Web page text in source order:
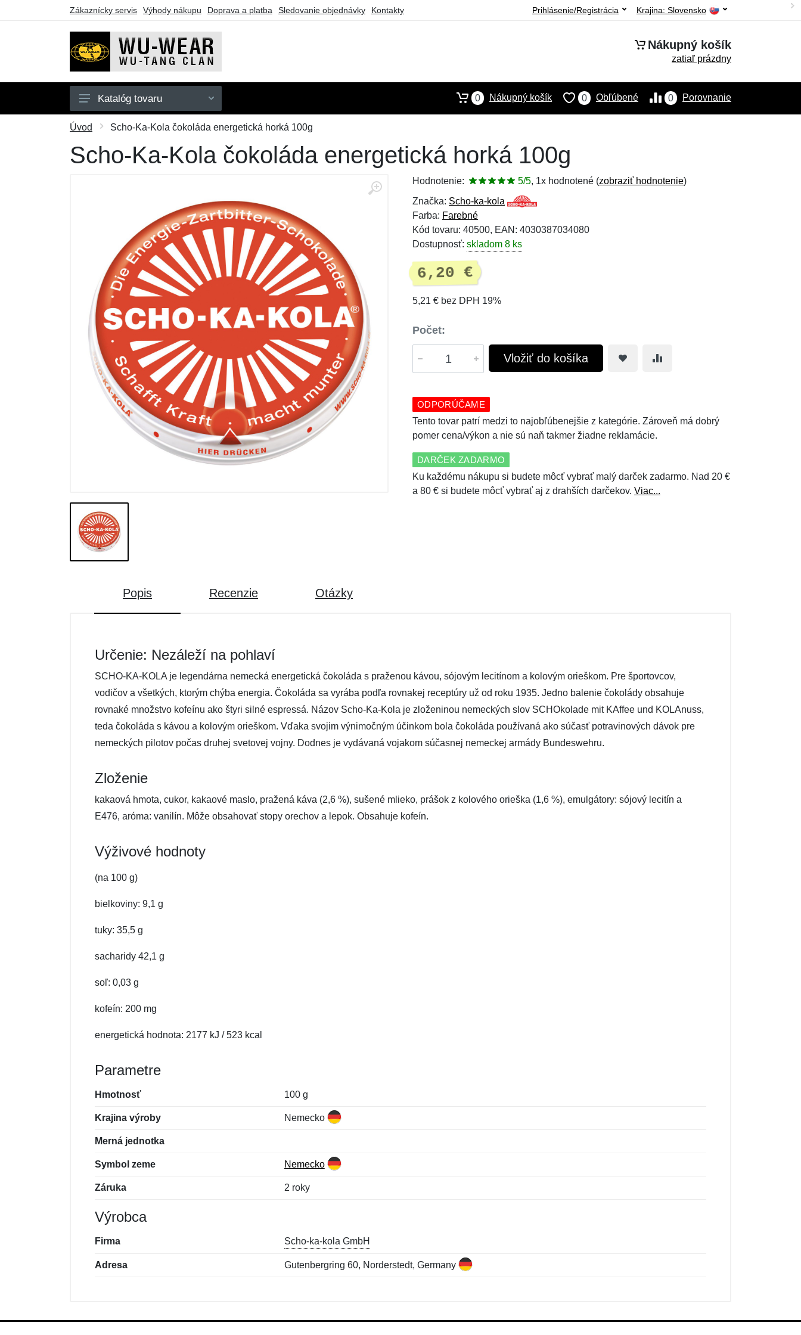
Zákaznícky servis Výhody nákupu Doprava a platba Sledovanie objednávky Kontakty Krajina: Slovensko
Prihlásenie/Registrácia
Nákupný košík
zatiaľ prázdny
Mikiny
Tričká
Katalóg tovaru 0 Porovnanie
0 Obľúbené
0 Nákupný košík
Úvod Scho-Ka-Kola čokoláda energetická horká 100g
Scho-Ka-Kola čokoláda energetická horká 100g
Hodnotenie: 5/5, 1x hodnotené (zobraziť hodnotenie)
Značka: Scho-ka-kola
Farba: Farebné
Kód tovaru: 40500, EAN: 4030387034080
Dostupnosť: skladom 8 ks
6,20 €
5,21 € bez DPH 19%
Počet:
Vložiť do košíka
ODPORÚČAME
Tento tovar patrí medzi to najobľúbenejšie z kategórie. Zároveň má dobrý
pomer cena/výkon a nie sú naň takmer žiadne reklamácie.
DARČEK ZADARMO
Ku každému nákupu si budete môcť vybrať malý darček zadarmo. Nad 20 €
a 80 € si budete môcť vybrať aj z drahších darčekov. Viac...
Popis Recenzie Otázky
Určenie: Nezáleží na pohlaví
SCHO-KA-KOLA je legendárna nemecká energetická čokoláda s praženou kávou, sójovým lecitínom a kolovým orieškom. Pre športovcov,
vodičov a všetkých, ktorým chýba energia. Čokoláda sa vyrába podľa rovnakej receptúry už od roku 1935. Jedno balenie čokolády obsahuje
rovnaké množstvo kofeínu ako štyri silné espressá. Názov Scho-Ka-Kola je zloženinou nemeckých slov SCHOkolade mit KAffee und KOLAnuss,
teda čokoláda s kávou a kolovým orieškom. Vďaka svojim výnimočným účinkom bola čokoláda používaná ako súčasť potravinových dávok pre
nemeckých pilotov počas druhej svetovej vojny. Dodnes je vydávaná vojakom súčasnej nemeckej armády Bundeswehru.
Zloženie
kakaová hmota, cukor, kakaové maslo, pražená káva (2,6 %), sušené mlieko, prášok z kolového orieška (1,6 %), emulgátory: sójový lecitín a
E476, aróma: vanilín. Môže obsahovať stopy orechov a lepok. Obsahuje kofeín.
Výživové hodnoty
(na 100 g)
bielkoviny: 9,1 g
tuky: 35,5 g
sacharidy 42,1 g
soľ: 0,03 g
kofeín: 200 mg
energetická hodnota: 2177 kJ / 523 kcal
Parametre
Hmotnosť 100 g
Krajina výroby Nemecko
Merná jednotka
Symbol zeme Nemecko
Záruka 2 roky
Výrobca
Firma Scho-ka-kola GmbH
Adresa Gutenbergring 60, Norderstedt, Germany